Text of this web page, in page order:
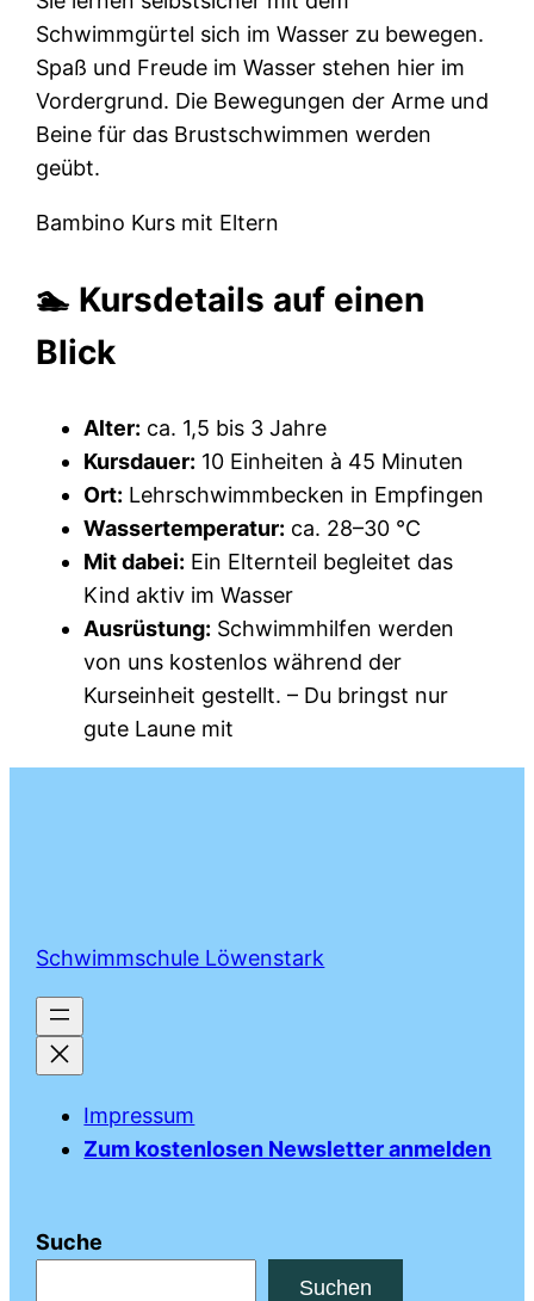
Schwimmgürtel sich im Wasser zu bewegen.
Spaß und Freude im Wasser stehen hier im
Vordergrund. Die Bewegungen der Arme und
Beine für das Brustschwimmen werden
geübt.
Bambino Kurs mit Eltern
🏊 Kursdetails auf einen
Blick
Alter: ca. 1,5 bis 3 Jahre
Kursdauer: 10 Einheiten à 45 Minuten
Ort: Lehrschwimmbecken in Empfingen
Wassertemperatur: ca. 28–30 °C
Mit dabei: Ein Elternteil begleitet das
Kind aktiv im Wasser
Ausrüstung: Schwimmhilfen werden
von uns kostenlos während der
Kurseinheit gestellt. – Du bringst nur
gute Laune mit
Schwimmschule Löwenstark
Impressum
Zum kostenlosen Newsletter anmelden
Suche
Suchen